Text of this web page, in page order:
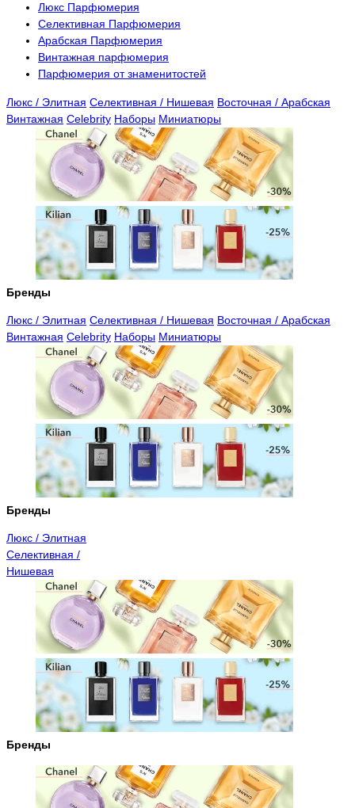
Люкс Парфюмерия
Селективная Парфюмерия
Арабская Парфюмерия
Винтажная парфюмерия
Парфюмерия от знаменитостей
Люкс / Элитная Селективная / Нишевая Восточная / Арабская
Винтажная Celebrity Наборы Миниатюры
Бренды
Люкс / Элитная Селективная / Нишевая Восточная / Арабская
Винтажная Celebrity Наборы Миниатюры
Бренды
Люкс / Элитная
Селективная /
Нишевая
Бренды